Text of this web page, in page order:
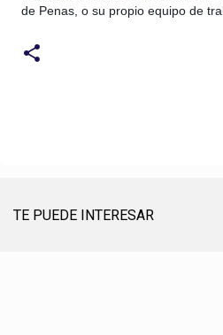
de Penas, o su propio equipo de
TE PUEDE INTERESAR